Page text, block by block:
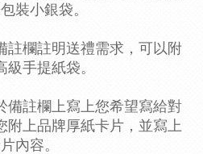
裝小銀袋。
註欄註明送禮需求，可以附
級手提紙袋。
備註欄上寫上您希望寫給對
附上品牌厚紙卡片，並寫上
內容。